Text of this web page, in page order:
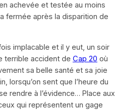
achevée et testée au moins
fermée après la disparition de
implacable et il y eut, un soir
terrible accident de Cap 20 où
sa belle santé et sa joie
lorsqu’on sent que l’heure du
rendre à l’évidence… Place aux
qui représentent un gage